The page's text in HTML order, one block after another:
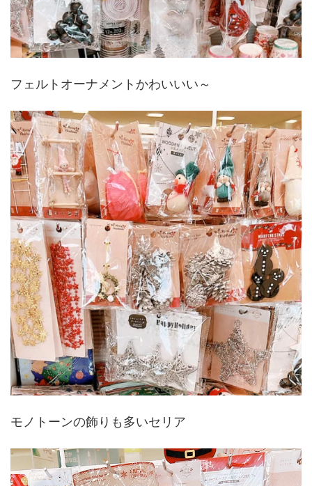
フェルトオーナメントかわいいい～
モノトーンの飾りも多いセリア